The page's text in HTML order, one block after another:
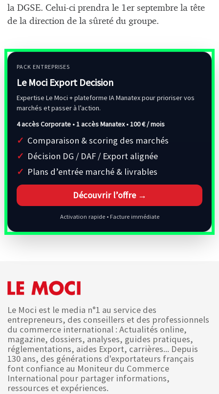
la DGSE. Celui-ci prendra le 1er septembre la tête
de la direction de la sûreté du groupe.
PACK ENTREPRISES
Le Moci Export Decision
Expertise Le Moci + plateforme IA Manatex pour prioriser vos
marchés et passer à l’action.
4 accès Corporate • 1 accès Manatex •100 € / mois
Comparaison & scoring des marchés
Décision DG / DAF / Export alignée
Plans d’entrée marché & livrables
Découvrir l’offre →
Activation rapide • Facture immédiate
Le Moci est le media n°1 au service des
entrepreneurs, des conseillers et des professionnels
du commerce international : Actualités online,
magazine, dossiers, analyses, guides pratiques,
réglementations, aides Export, carrières... Depuis
130 ans, des générations d'exportateurs français
font confiance au Moniteur du Commerce
International pour partager informations,
ressources et expériences.